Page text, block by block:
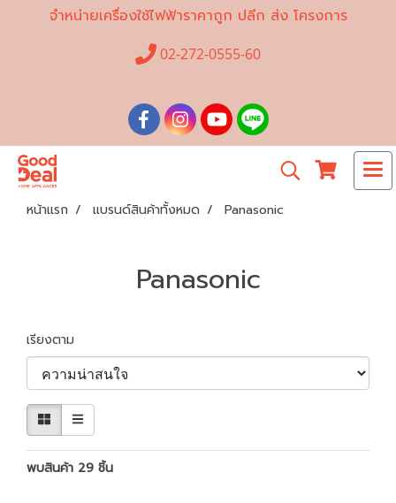
จำหน่ายเครื่องใช้ไฟฟ้าราคาถูก ปลีก ส่ง โครงการ
02-272-0555-60
หน้าแรก แบรนด์สินค้าทั้งหมด Panasonic
Panasonic
เรียงตาม
พบสินค้า 29 ชิ้น